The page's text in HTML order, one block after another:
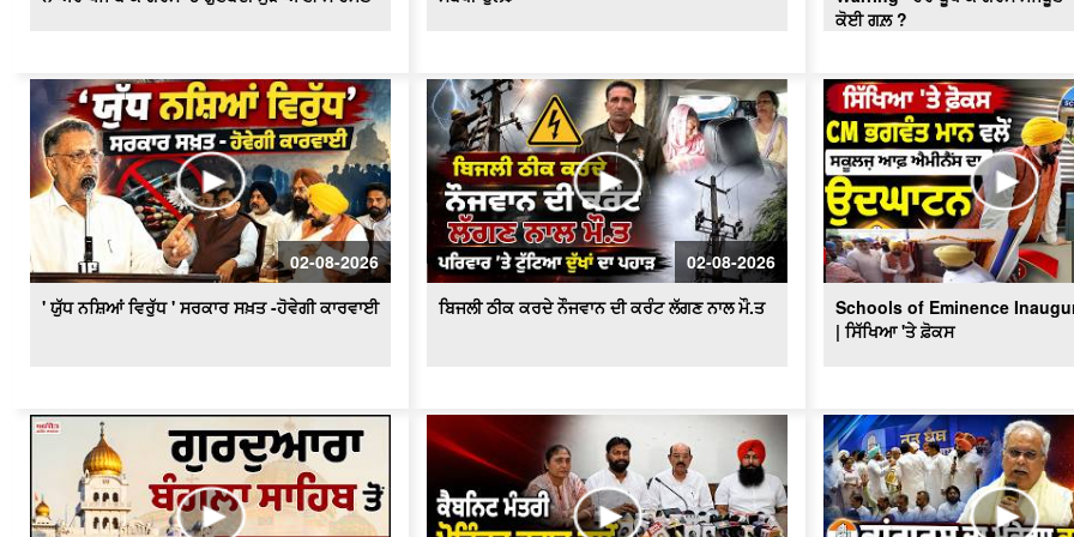
ਕੋਈ ਗਲ਼ ?
02-08-2026
' ਯੁੱਧ ਨਸ਼ਿਆਂ ਵਿਰੁੱਧ ' ਸਰਕਾਰ ਸਖ਼ਤ -ਹੋਵੇਗੀ ਕਾਰਵਾਈ
02-08-2026
ਬਿਜਲੀ ਠੀਕ ਕਰਦੇ ਨੌਜਵਾਨ ਦੀ ਕਰੰਟ ਲੱਗਣ ਨਾਲ ਮੌ.ਤ
Schools of Eminence
| ਸਿੱਖਿਆ 'ਤੇ ਫ਼ੋਕਸ